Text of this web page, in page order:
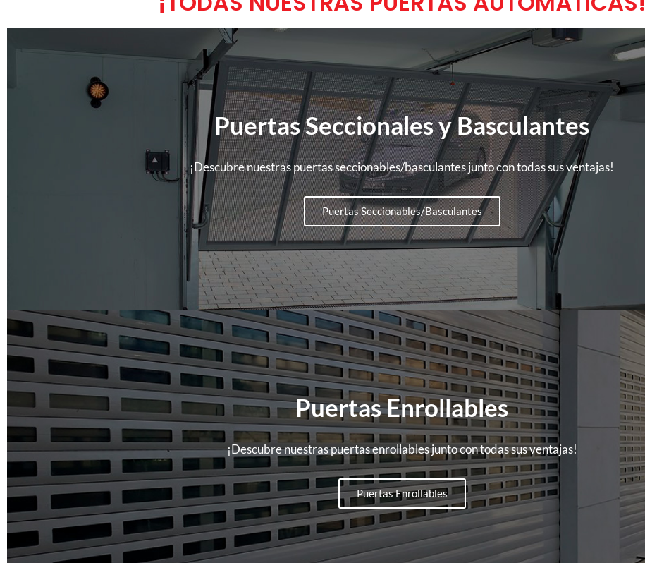
Puertas Seccionales y Basculantes
¡Descubre nuestras puertas seccionables/basculantes junto con todas sus ventajas!
Puertas Seccionables/Basculantes
Puertas Enrollables
¡Descubre nuestras puertas enrollables junto con todas sus ventajas!
Puertas Enrollables